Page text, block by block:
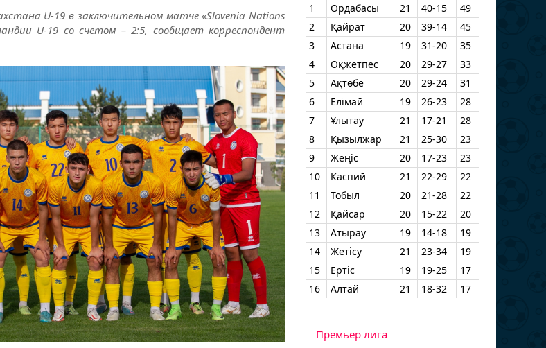
U-19 в заключительном матче «Slovenia Nations
U-19 со счетом – 2:5, сообщает корреспондент
1
Ордабасы 21 40-15
49
2
Қайрат 20 39-14
45
3
Астана 19 31-20
35
4
Оқжетпес 20 29-27
33
5
Ақтөбе 20 29-24
31
6
Елімай 19 26-23
28
7
Ұлытау 21 17-21
28
8
Қызылжар 21 25-30
23
9
Жеңіс 20 17-23
23
10
Каспий 21 22-29
22
11
Тобыл 20 21-28
22
12
Қайсар 20 15-22
20
13
Атырау 19 14-18
19
14
Жетісу 21 23-34
19
15
Ертіс 19 19-25
17
16
Алтай 21 18-32 17
Премьер лига